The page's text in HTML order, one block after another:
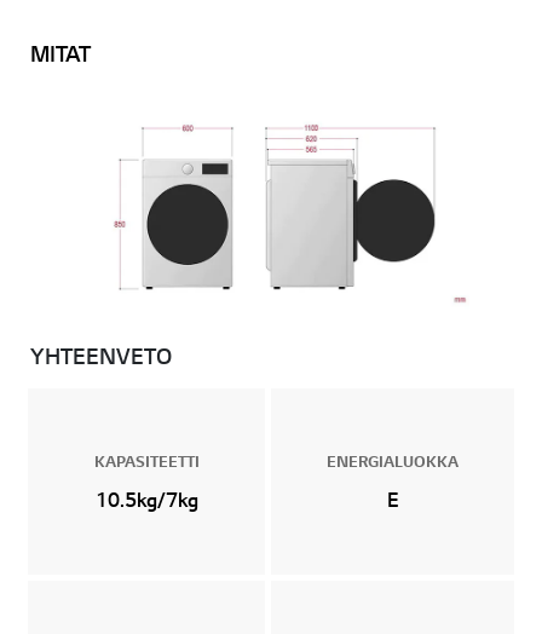
MITAT
YHTEENVETO
KAPASITEETTI
10.5kg/7kg
ENERGIALUOKKA
E